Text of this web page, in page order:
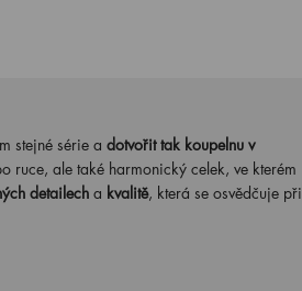
stejné série a dotvořit tak koupelnu v
ruce, ale také harmonický celek, ve kterém
detailech a kvalitě, která se osvědčuje při